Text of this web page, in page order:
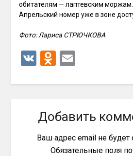
обитателям — лаптевским моржам.
Апрельский номер уже в зоне
Фото: Лариса СТРЮЧКОВА
VK Email
Добавить
Ваш адрес email не будет
Обязательные поля